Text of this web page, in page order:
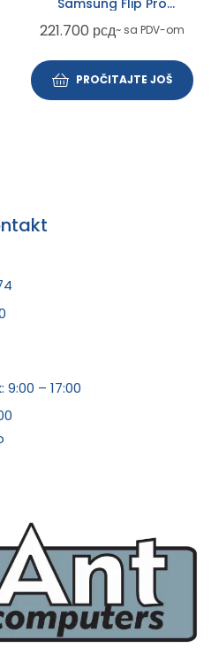
UHD/Tizen 6.5/60Hz/8ms
221.700 рсд~ sa PDV-om
PROČITAJTE JOŠ
– 17:00